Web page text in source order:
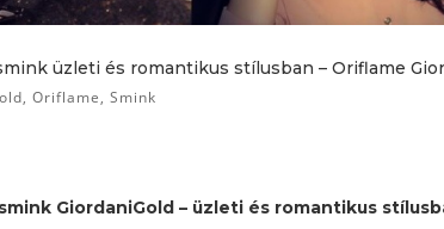
üzleti és romantikus stílusban – Oriflame
, Oriflame, Smink
GiordaniGold – üzleti és romantikus